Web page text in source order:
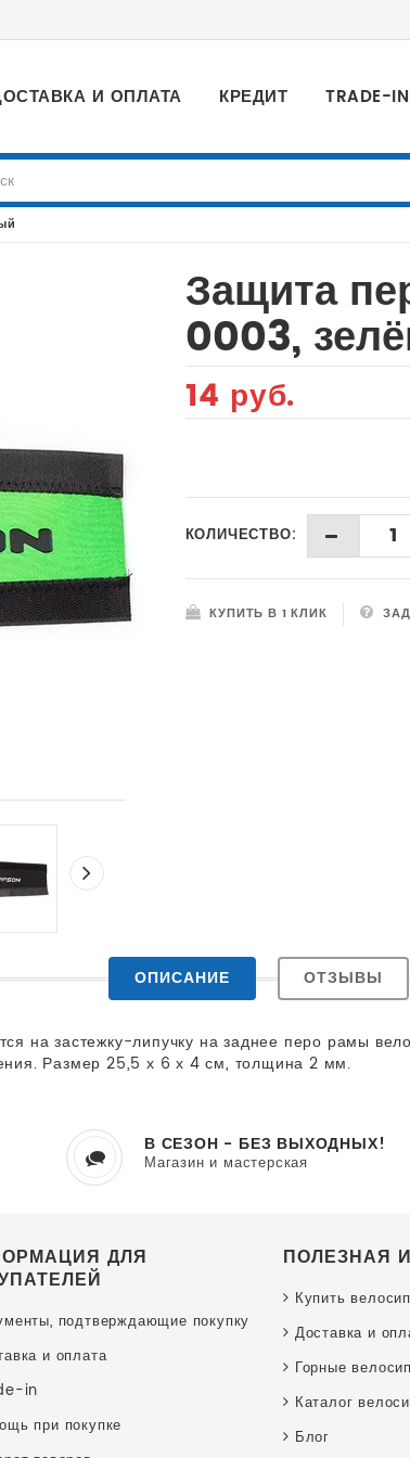
И ОПЛАТА КРЕДИТ TRADE-IN
Защита
0003,
14 руб.
КОЛИЧЕСТВО:
КУПИТЬ В 1 КЛИК
ОПИСАНИЕ ОТЗЫВЫ
на застежку-липучку на заднее перо рамы
Размер 25,5 х 6 х 4 см, толщина 2 мм.
В СЕЗОН - БЕЗ ВЫХОДНЫХ!
Магазин и мастерская
ДЛЯ
подтверждающие покупку
и оплата
in
при покупке
ПОЛЕЗНАЯ
Купить
Доставка и
Горные
Каталог
Блог